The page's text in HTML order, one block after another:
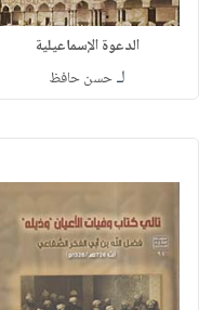
الدعوة الإسماعيلية
لـحسن حافظ